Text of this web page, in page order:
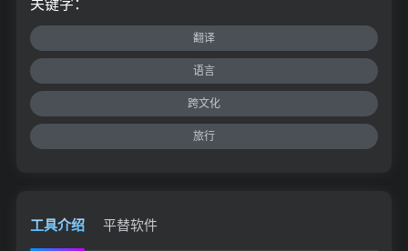
翻译
语言
跨文化
旅行
工具介绍 平替软件